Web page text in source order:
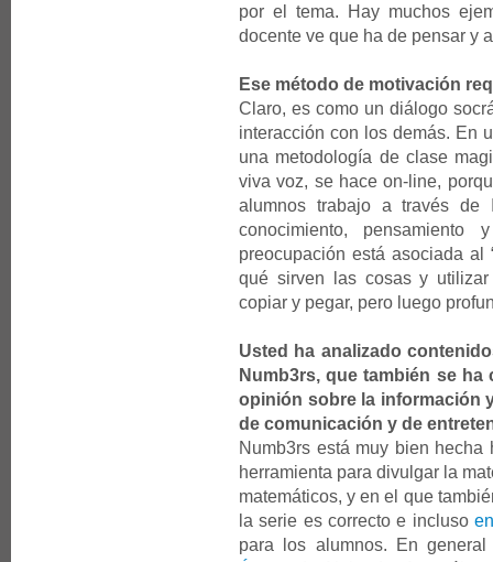
por el tema. Hay muchos
docente ve que ha de pensar y
Ese método de motivación
Claro, es como un diálogo
interacción con los demás. En
una metodología de clase
viva voz, se hace on-line,
alumnos trabajo a través de
conocimiento, pensamiento
preocupación está asociada al
qué sirven las cosas y
copiar y pegar, pero luego
Usted ha analizado
Numb3rs, que también se
opinión sobre la información
de comunicación y de
Numb3rs está muy bien hecha
herramienta para divulgar la
matemáticos, y en el que
la serie es correcto e incluso
para los alumnos. En